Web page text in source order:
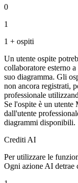
0
1
1 + ospiti
Un utente ospite
collaboratore esterno
suo diagramma. Gli
non ancora registrati,
professionale
Se l'ospite è un
dall'utente
diagrammi disponibili.
Crediti AI
Per utilizzare le
Ogni azione AI detrae